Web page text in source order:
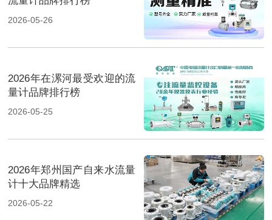
2026-05-26
2026年在漯河最受欢迎的流
量计品牌排行榜
2026-05-25
2026年郑州国产自来水流量
计十大品牌精选
2026-05-22